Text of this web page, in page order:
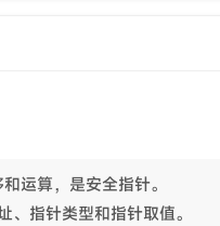
运算，是安全指针。
指针类型和指针取值。